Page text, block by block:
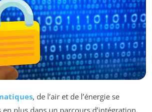
, de l’air et de l’énergie se
plus dans un parcours d’intégration.